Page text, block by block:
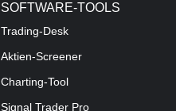
SOFTWARE-TOOLS
Trading-Desk
Aktien-Screener
Charting-Tool
Signal Trader Pro